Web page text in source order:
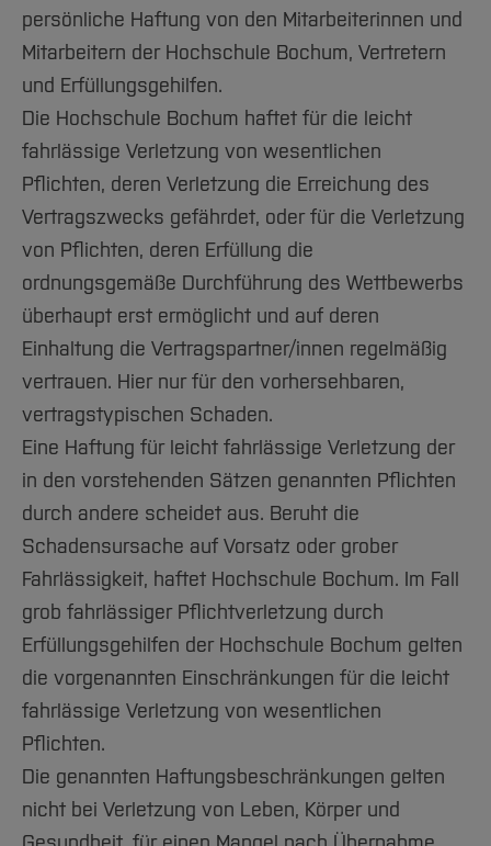
persönliche Haftung von den Mitarbeiterinnen und
Mitarbeitern der Hochschule Bochum, Vertretern
und Erfüllungsgehilfen.
Die Hochschule Bochum haftet für die leicht
fahrlässige Verletzung von wesentlichen
Pflichten, deren Verletzung die Erreichung des
Vertragszwecks gefährdet, oder für die Verletzung
von Pflichten, deren Erfüllung die
ordnungsgemäße Durchführung des Wettbewerbs
überhaupt erst ermöglicht und auf deren
Einhaltung die Vertragspartner/innen regelmäßig
vertrauen. Hier nur für den vorhersehbaren,
vertragstypischen Schaden.
Eine Haftung für leicht fahrlässige Verletzung der
in den vorstehenden Sätzen genannten Pflichten
durch andere scheidet aus. Beruht die
Schadensursache auf Vorsatz oder grober
Fahrlässigkeit, haftet Hochschule Bochum. Im Fall
grob fahrlässiger Pflichtverletzung durch
Erfüllungsgehilfen der Hochschule Bochum gelten
die vorgenannten Einschränkungen für die leicht
fahrlässige Verletzung von wesentlichen
Pflichten.
Die genannten Haftungsbeschränkungen gelten
nicht bei Verletzung von Leben, Körper und